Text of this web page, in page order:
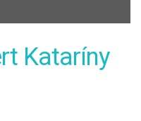
Kataríny